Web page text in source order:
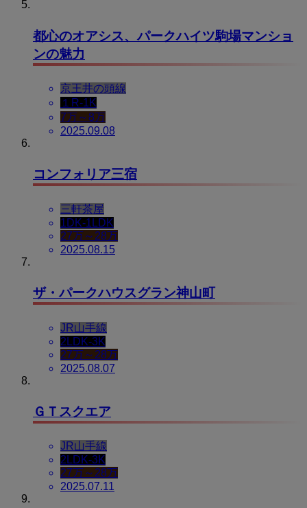
都心のオアシス、パークハイツ駒場マンショ
ンの魅力
京王井の頭線
１R-1K
7万～8万
2025.09.08
コンフォリア三宿
三軒茶屋
1DK-1LDK
27万～28万
2025.08.15
ザ・パークハウスグラン神山町
JR山手線
2LDK-3K
27万～28万
2025.08.07
ＧＴスクエア
JR山手線
2LDK-3K
27万～28万
2025.07.11